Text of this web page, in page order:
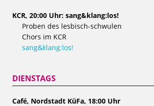
KCR, 20:00 Uhr: sang&klang:los!
Proben des lesbisch-schwulen
Chors im KCR
sang&klang:los!
DIENSTAGS
Café, Nordstadt KüFa, 18:00 Uhr